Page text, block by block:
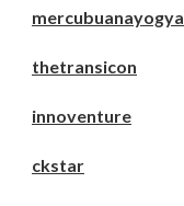
mercubuanayogya
thetransicon
innoventure
ckstar